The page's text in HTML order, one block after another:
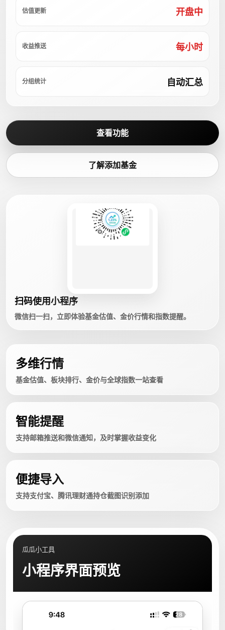
估值更新 开盘中
收益推送 每小时
分组统计 自动汇总
查看功能
了解添加基金
扫码使用小程序
微信扫一扫，立即体验基金估值、金价行情和指数提醒。
多维行情
基金估值、板块排行、金价与全球指数一站查看
智能提醒
支持邮箱推送和微信通知，及时掌握收益变化
便捷导入
支持支付宝、腾讯理财通持仓截图识别添加
瓜瓜小工具
小程序界面预览